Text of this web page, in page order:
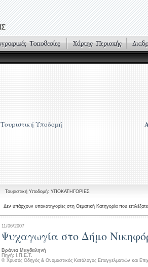
Τουριστική Υποδομή
Τουριστική Υποδομή: ΥΠΟΚΑΤΗΓΟΡΙΕΣ
Δεν υπάρχουν υποκατηγορίες στη Θεματική Κατηγορία που
11/06/2007
Ψυχαγωγία στο Δήμο
Βράνια Μαγδαληνή
Πηγή: Ι.Π.Ε.Τ.
© Χρυσός Οδηγός & Ονομαστικός Κατάλογος Επαγγελματιών και